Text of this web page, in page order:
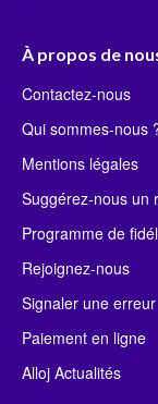
À propos de
Contactez-nous
Qui sommes-nous
Mentions légales
Suggérez-nous un
Programme de
Rejoignez-nous
Signaler une erreur
Paiement en ligne
Alloj Actualités